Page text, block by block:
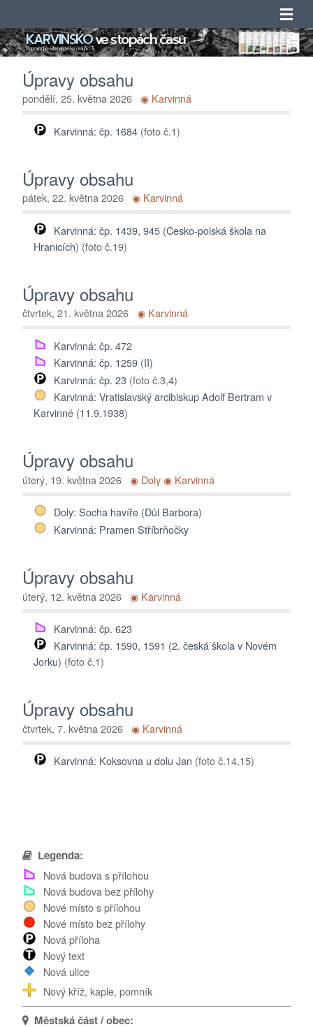
Úvod
Novinky
Seznamy
Adresáře
O projektu
Kontakty
KARVINSKOve stopách času
Doprovodný web mapového portálu ArcGIS
Legenda:
Nová budova s přílohou
Nová budova bez přílohy
Nové místo s přílohou
Nové místo bez přílohy
Nová příloha
Nový text
Nová ulice
Nový kříž, kaple, pomník
Úpravy obsahu
pondělí, 25. května 2026 ◉ Karvinná
Karvinná: čp. 1684 (foto č.1)
Úpravy obsahu
pátek, 22. května 2026 ◉ Karvinná
Karvinná: čp. 1439, 945 (Česko-polská škola na
Hranicích) (foto č.19)
Úpravy obsahu
čtvrtek, 21. května 2026 ◉ Karvinná
Karvinná: čp. 472
Karvinná: čp. 1259 (II)
Karvinná: čp. 23 (foto č.3,4)
Karvinná: Vratislavský arcibiskup Adolf Bertram v
Karvinné (11.9.1938)
Úpravy obsahu
úterý, 19. května 2026 ◉ Doly◉ Karvinná
Doly: Socha havíře (Důl Barbora)
Karvinná: Pramen Stříbrňočky
Úpravy obsahu
úterý, 12. května 2026 ◉ Karvinná
Karvinná: čp. 623
Karvinná: čp. 1590, 1591 (2. česká škola v Novém
Jorku) (foto č.1)
Úpravy obsahu
čtvrtek, 7. května 2026 ◉ Karvinná
Karvinná: Koksovna u dolu Jan (foto č.14,15)